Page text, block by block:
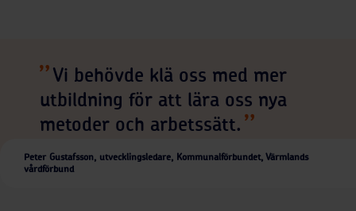
Vi behövde klä oss med mer
utbildning för att lära oss nya
metoder och arbetssätt.
Peter Gustafsson, utvecklingsledare, Kommunalförbundet, Värmlands
vårdförbund